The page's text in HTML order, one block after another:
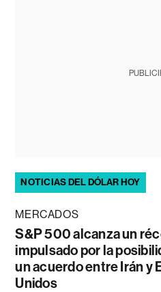
NOTICIAS DEL DÓLAR HOY
MERCADOS
S&P 500 alcanza un
impulsado por la
un acuerdo entre Irán y
Unidos